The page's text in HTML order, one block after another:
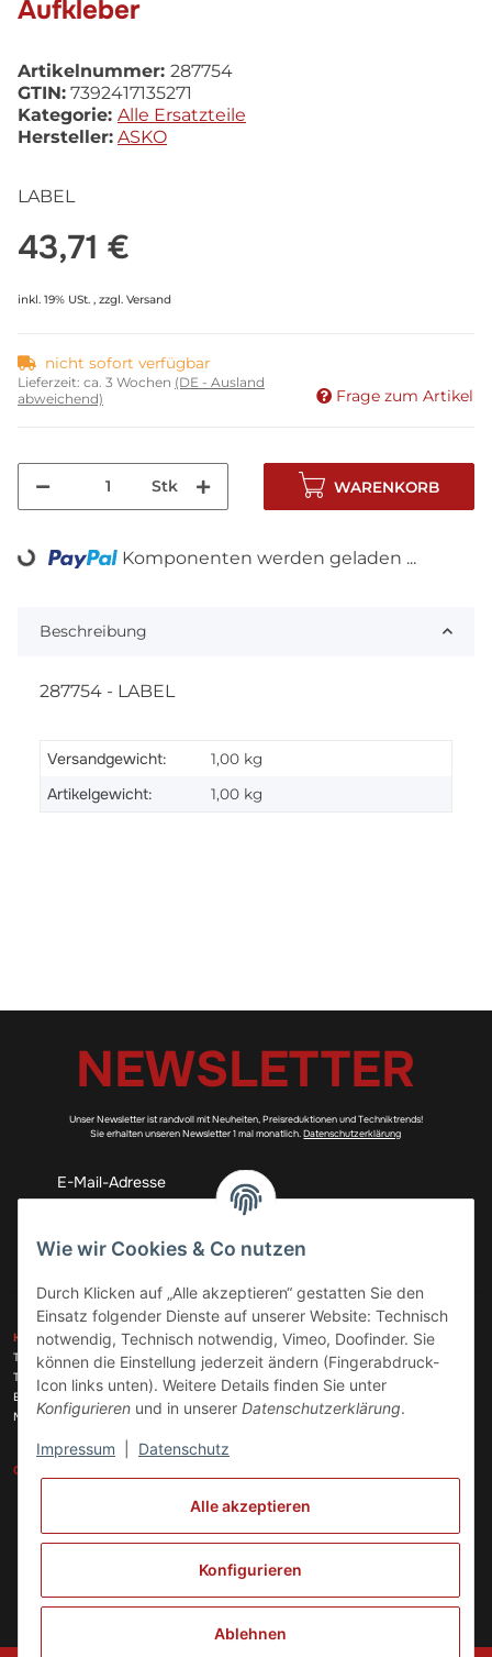
Aufkleber
Artikelnummer: 287754
GTIN: 7392417135271
Kategorie: Alle Ersatzteile
Hersteller: ASKO
LABEL
43,71 €
inkl. 19% USt. , zzgl. Versand
nicht sofort verfügbar
Lieferzeit: ca. 3 Wochen (DE - Ausland
abweichend)
Frage zum Artikel
Stk WARENKORB
Loading... Komponenten werden geladen ...
Beschreibung
287754 - LABEL
Versandgewicht: 1,00 kg
Artikelgewicht: 1,00 kg
NEWSLETTER
Unser Newsletter ist randvoll mit Neuheiten, Preisreduktionen und Techniktrends!
Sie erhalten unseren Newsletter 1 mal monatlich.Datenschutzerklärung
Abonnieren
KONTAKT
Telefon:+49 (0)6074 816 08 0
Telefax:
+49 (0)6074 215 08 60
E-Mail:
info@meinhausgeraetedoc.de
Max Planck Str. 6 c, 63322 Rödermark
GESETZLICHE INFORMATIONEN
ZAHLUNGSARTEN
VERSANDARTEN
Vertrag widerrufen
Wie wir Cookies & Co nutzen
Durch Klicken auf „Alle akzeptieren“ gestatten Sie den
Einsatz folgender Dienste auf unserer Website: Technisch
notwendig, Technisch notwendig, Vimeo, Doofinder. Sie
können die Einstellung jederzeit ändern (Fingerabdruck-
Icon links unten). Weitere Details finden Sie unter
Konfigurieren und in unserer Datenschutzerklärung.
Impressum Datenschutz
Alle akzeptieren
Konfigurieren
Ablehnen